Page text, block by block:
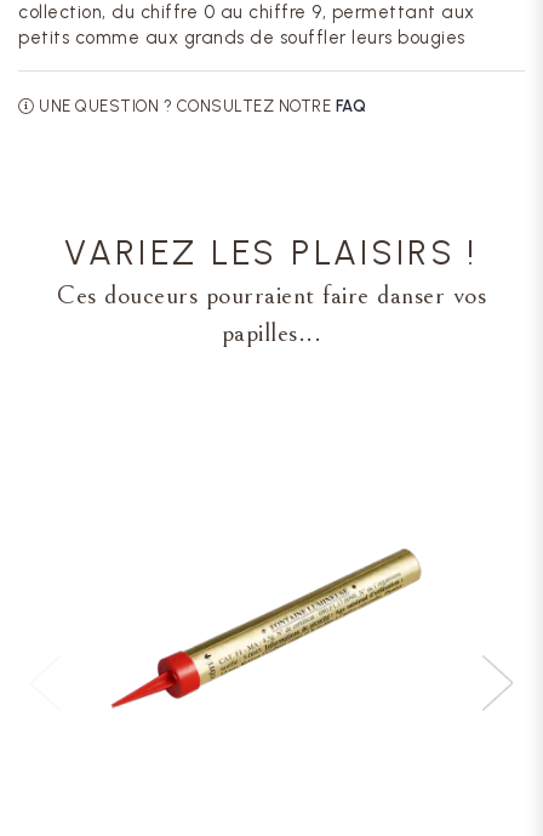
collection, du chiffre 0 au chiffre 9, permettant aux
petits comme aux grands de souffler leurs bougies
UNE QUESTION ? CONSULTEZ NOTRE FAQ
VARIEZ LES PLAISIRS !
Ces douceurs pourraient faire danser vos
papilles...